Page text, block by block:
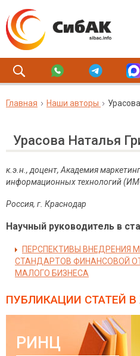
Главная Наши авторы
Урасова Наталья
к.э.н., доцент, Академия
информационных технологий
Россия, г. Краснодар
Научный руководитель в
ПЕРСПЕКТИВЫ ВНЕДРЕНИЯ
СТАНДАРТОВ ФИНАНСОВОЙ
МАЛОГО БИЗНЕСА
ПУБЛИКАЦИИ СТАТЕЙ В
РИНЦ